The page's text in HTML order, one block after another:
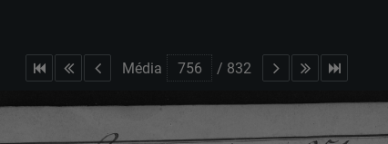
Média / 832